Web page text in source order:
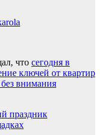
что сегодня в
ключей от квартир
внимания
праздник